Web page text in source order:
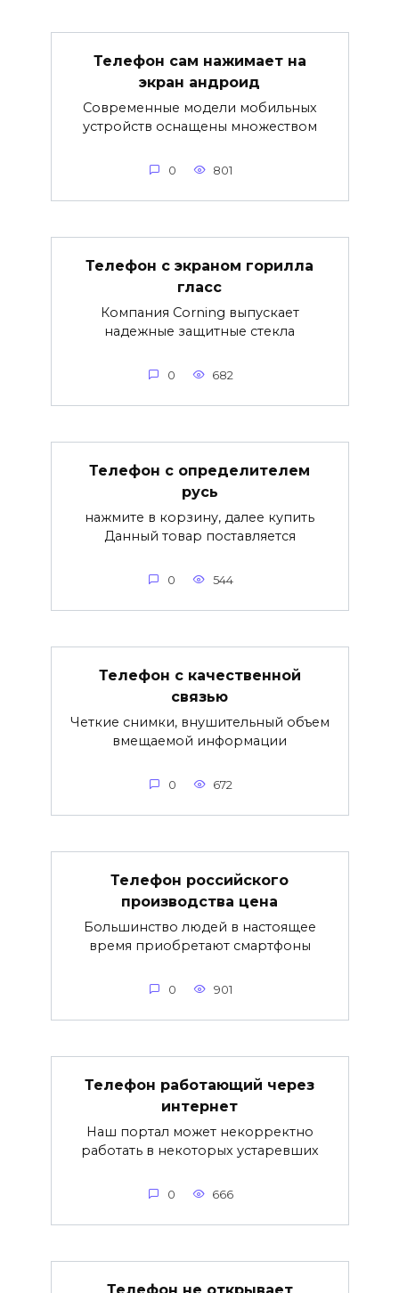
Телефон сам нажимает на
экран андроид
Современные модели мобильных
устройств оснащены множеством
0 801
Телефон с экраном горилла
гласс
Компания Corning выпускает
надежные защитные стекла
0 682
Телефон с определителем
русь
нажмите в корзину, далее купить
Данный товар поставляется
0 544
Телефон с качественной
связью
Четкие снимки, внушительный объем
вмещаемой информации
0 672
Телефон российского
производства цена
Большинство людей в настоящее
время приобретают смартфоны
0 901
Телефон работающий через
интернет
Наш портал может некорректно
работать в некоторых устаревших
0 666
Телефон не открывает